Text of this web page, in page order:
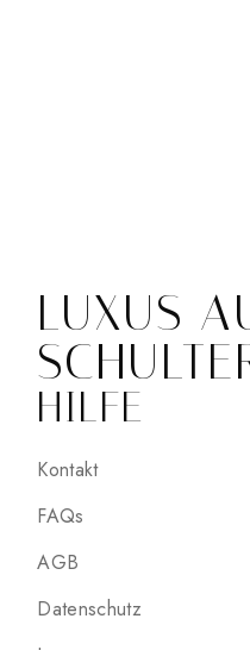
LUXUS
HILFE
Kontakt
FAQs
AGB
Datenschutz